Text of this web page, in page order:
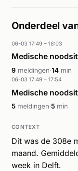
Onderdeel
06-03 17:49 – 18:03
Medische
9 meldingen·14 min
06-03 17:49 – 17:54
Medische
5 meldingen·5 min
CONTEXT
Dit was de 308e
maand.
week in Delft.